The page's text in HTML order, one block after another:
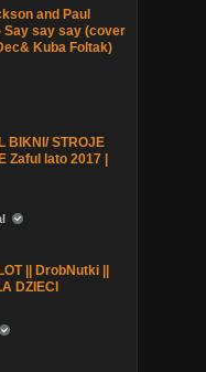
and Paul
Say say say (cover
Kuba Foltak)
BIKNI/ STROJE
Zaful lato 2017 |
|| DrobNutki ||
DZIECI